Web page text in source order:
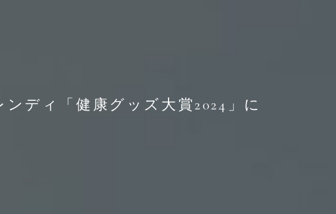
ディ「健康グッズ大賞2024」に